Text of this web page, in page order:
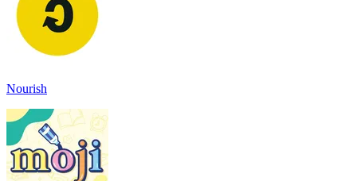
Nourish